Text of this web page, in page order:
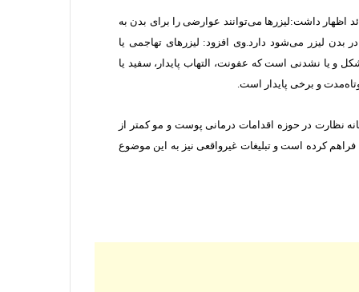
اظهار داشت:‌لیزرها می‌توانند عوارضی را برای بدن به
بدن لیزر می‌شود دارد.وی افزود: لیزرهای تهاجمی یا
یا نشدنی است که عفونت، التهاب پایدار، سفید یا
و برخی پایدار است.
نظارت در حوزه اقدامات درمانی پوست و مو کمتر از
کرده است و تبلیغات غیرواقعی نیز به این موضوع